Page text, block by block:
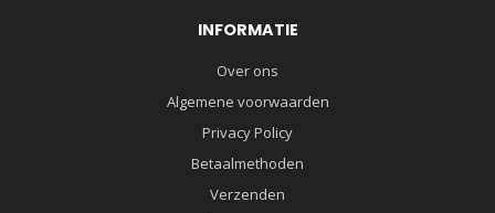
INFORMATIE
Over ons
Algemene voorwaarden
Privacy Policy
Betaalmethoden
Verzenden